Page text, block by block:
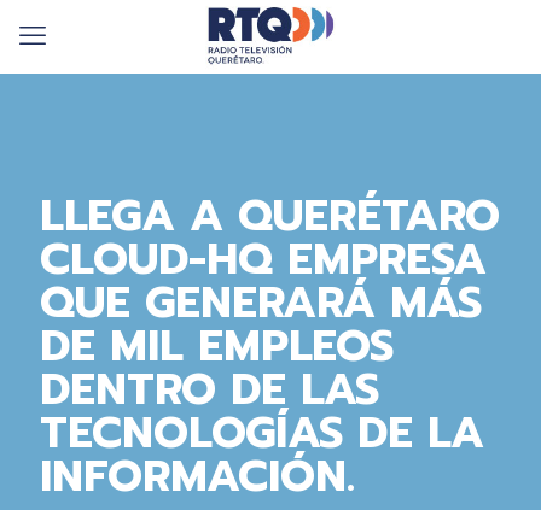
LLEGA A QUERÉTARO
CLOUD-HQ EMPRESA
QUE GENERARÁ MÁS
DE MIL EMPLEOS
DENTRO DE LAS
TECNOLOGÍAS DE LA
INFORMACIÓN.